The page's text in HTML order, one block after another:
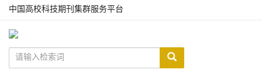
中国高校科技期刊集群服务平台